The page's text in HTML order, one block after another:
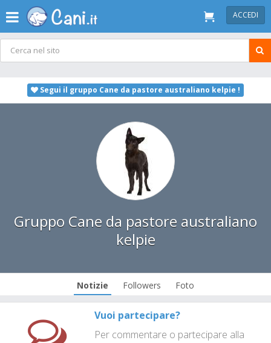
ACCEDI
Segui il gruppo Cane da pastore australiano kelpie !
Gruppo Cane da pastore australiano
kelpie
Notizie Followers Foto
Vuoi partecipare?
Per commentare o partecipare alla